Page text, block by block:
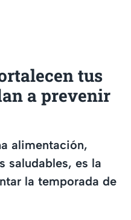
tus
a prevenir
alimentación,
saludables, es la
la temporada de